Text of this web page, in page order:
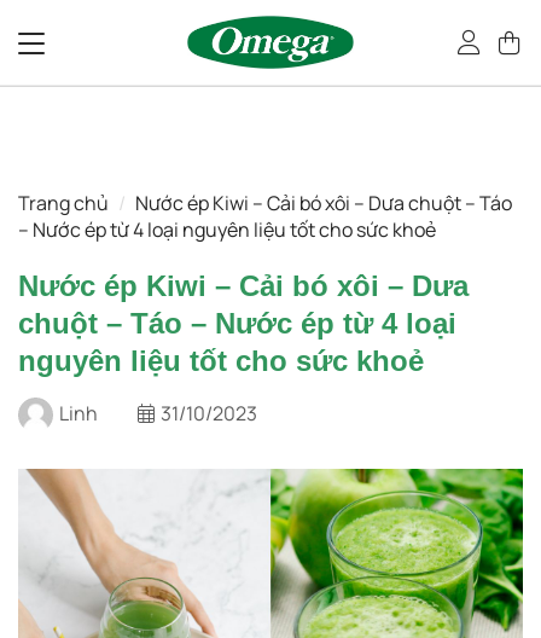
qua
dung
Trang chủ / Nước ép Kiwi – Cải bó xôi – Dưa chuột – Táo
– Nước ép từ 4 loại nguyên liệu tốt cho sức khoẻ
Nước ép Kiwi – Cải bó xôi – Dưa
chuột – Táo – Nước ép từ 4 loại
nguyên liệu tốt cho sức khoẻ
Linh 31/10/2023